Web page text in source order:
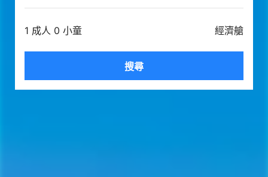
1 成人 0 小童 經濟艙
搜尋